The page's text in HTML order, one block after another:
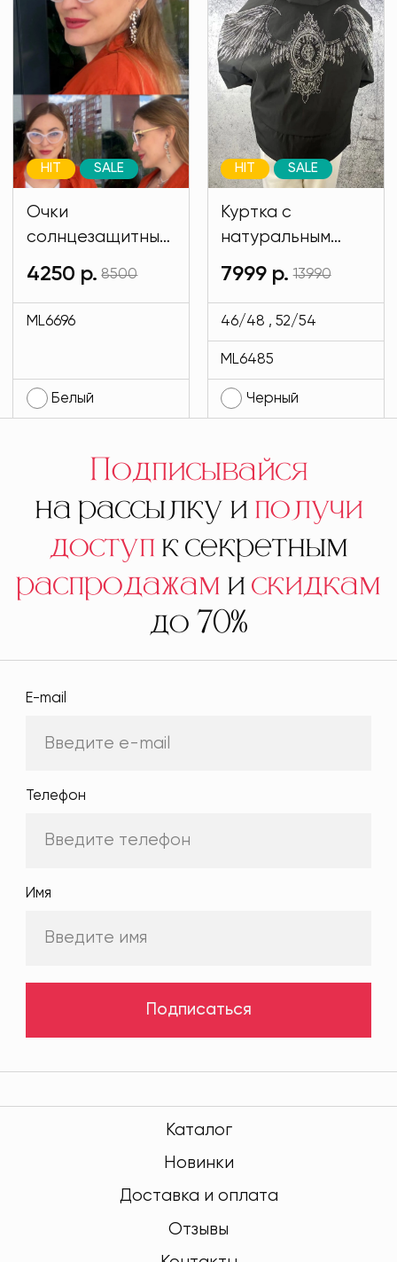
Очки
солнцезащитные
имиджевые
белого цвета
MODLAV ML6696-
HIT SALE
4250 р. 8500
ML6696
Белый
Куртка с
натуральным
мехом и на
подкладе кролик
черного цвета
MODLAV ML6485-
13
HIT SALE
7999 р. 13990
46/48 , 52/54
ML6485
Черный
Подписывайся
на рассылку иполучи
доступк секретным
распродажамискидкам
до 70%
E-mail
Телефон
Имя
Подписаться
Каталог
Новинки
Доставка и оплата
Отзывы